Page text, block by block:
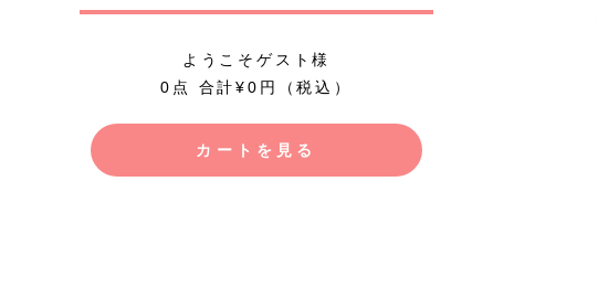
ようこそゲスト様
0点 合計¥0円（税込）
カートを見る